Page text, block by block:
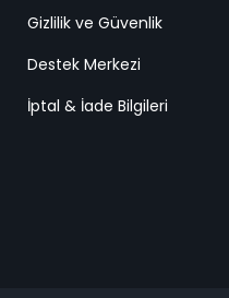
Gizlilik ve Güvenlik
Destek Merkezi
İptal & İade Bilgileri